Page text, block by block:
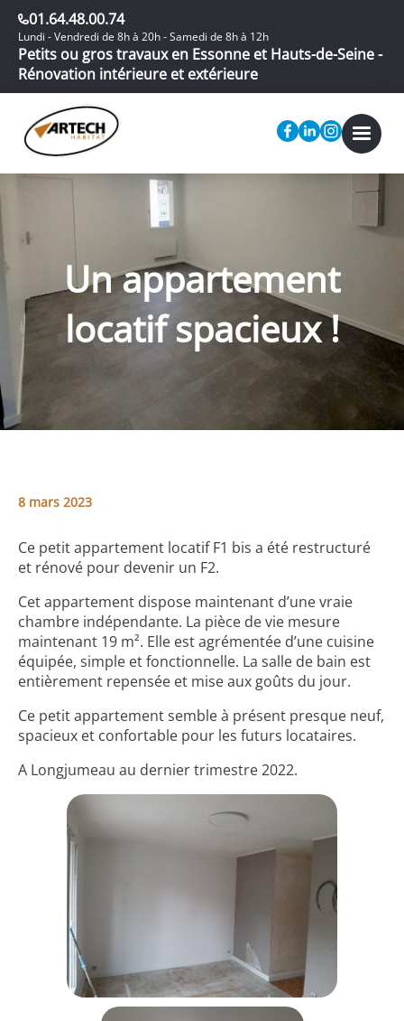
01.64.48.00.74
Lundi - Vendredi de 8h à 20h - Samedi de 8h à 12h
Petits ou gros travaux en Essonne et Hauts-de-Seine -
Rénovation intérieure et extérieure
Un appartement
locatif spacieux !
8 mars 2023
Ce petit appartement locatif F1 bis a été restructuré
et rénové pour devenir un F2.
Cet appartement dispose maintenant d’une vraie
chambre indépendante. La pièce de vie mesure
maintenant 19 m². Elle est agrémentée d’une cuisine
équipée, simple et fonctionnelle. La salle de bain est
entièrement repensée et mise aux goûts du jour.
Ce petit appartement semble à présent presque neuf,
spacieux et confortable pour les futurs locataires.
A Longjumeau au dernier trimestre 2022.